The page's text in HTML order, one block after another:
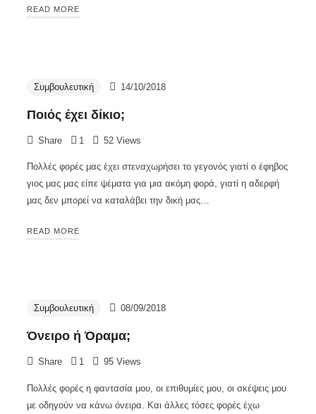
READ MORE
Συμβουλευτική 14/10/2018
Ποιός έχει δίκιο;
Share 1 52 Views
Πολλές φορές μας έχει στεναχωρήσει το γεγονός γιατί ο έφηβος
γιος μας μας είπε ψέματα για μια ακόμη φορά, γιατί η αδερφή
μας δεν μπορεί να καταλάβει την δική μας…
READ MORE
Συμβουλευτική 08/09/2018
Όνειρο ή Όραμα;
Share 1 95 Views
Πολλές φορές η φαντασία μου, οι επιθυμίες μου, οι σκέψεις μου
με οδηγούν να κάνω όνειρα. Και άλλες τόσες φορές έχω